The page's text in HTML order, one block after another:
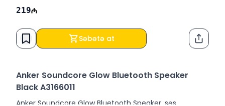
219
Səbətə at
Anker Soundcore Glow Bluetooth Speaker
Black A3166011
Anker Soundcore Glow Bluetooth Speaker, səs